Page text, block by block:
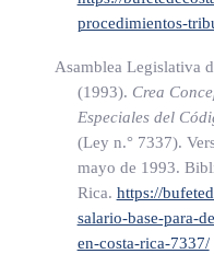
Los recursos financieros
en el artículo 10 de esta
Caja Única a cargo de la
que sean destinados,
equipo y la capacitación
procedimientos-
Asamblea Legislativa
(1993). Crea
Especiales del
(Ley n.° 7337).
mayo de 1993.
Rica. https://
salario-base-para-
en-costa-rica-7337/